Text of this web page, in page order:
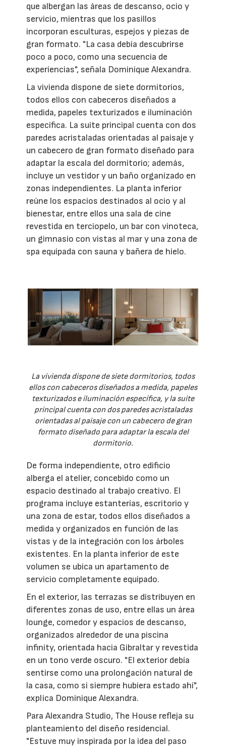
que albergan las áreas de descanso, ocio y
servicio, mientras que los pasillos
incorporan esculturas, espejos y piezas de
gran formato. "La casa debía descubrirse
poco a poco, como una secuencia de
experiencias", señala Dominique Alexandra.
La vivienda dispone de siete dormitorios,
todos ellos con cabeceros diseñados a
medida, papeles texturizados e iluminación
específica. La suite principal cuenta con dos
paredes acristaladas orientadas al paisaje y
un cabecero de gran formato diseñado para
adaptar la escala del dormitorio; además,
incluye un vestidor y un baño organizado en
zonas independientes. La planta inferior
reúne los espacios destinados al ocio y al
bienestar, entre ellos una sala de cine
revestida en terciopelo, un bar con vinoteca,
un gimnasio con vistas al mar y una zona de
spa equipada con sauna y bañera de hielo.
La vivienda dispone de siete dormitorios, todos
ellos con cabeceros diseñados a medida, papeles
texturizados e iluminación específica, y la suite
principal cuenta con dos paredes acristaladas
orientadas al paisaje con un cabecero de gran
formato diseñado para adaptar la escala del
dormitorio.
De forma independiente, otro edificio
alberga el atelier, concebido como un
espacio destinado al trabajo creativo. El
programa incluye estanterías, escritorio y
una zona de estar, todos ellos diseñados a
medida y organizados en función de las
vistas y de la integración con los árboles
existentes. En la planta inferior de este
volumen se ubica un apartamento de
servicio completamente equipado.
En el exterior, las terrazas se distribuyen en
diferentes zonas de uso, entre ellas un área
lounge, comedor y espacios de descanso,
organizados alrededor de una piscina
infinity, orientada hacia Gibraltar y revestida
en un tono verde oscuro. "El exterior debía
sentirse como una prolongación natural de
la casa, como si siempre hubiera estado ahí",
explica Dominique Alexandra.
Para Alexandra Studio, The House refleja su
planteamiento del diseño residencial.
"Estuve muy inspirada por la idea del paso